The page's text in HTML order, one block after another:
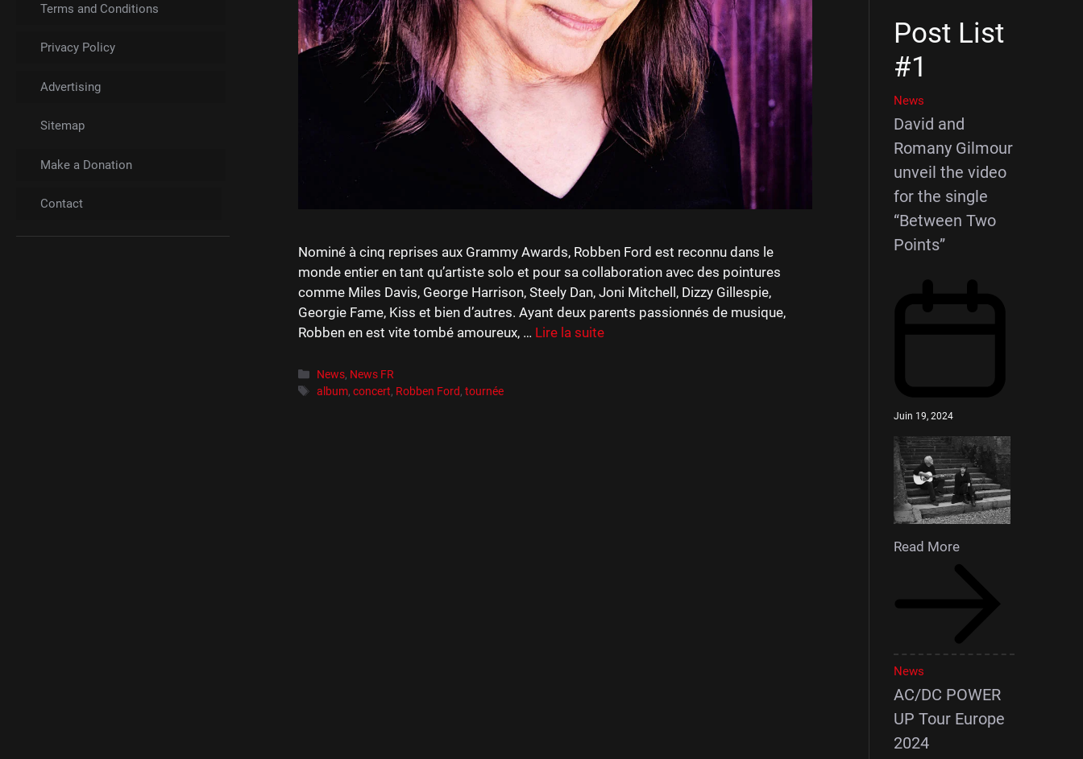
Nominé à cinq reprises aux Grammy Awards, Robben Ford est reconnu dans le
monde entier en tant qu’artiste solo et pour sa collaboration avec des pointures
comme Miles Davis, George Harrison, Steely Dan, Joni Mitchell, Dizzy Gillespie,
Georgie Fame, Kiss et bien d’autres. Ayant deux parents passionnés de musique,
Robben en est vite tombé amoureux, … Lire la suite
Catégories
News, News FR
Étiquettes
album,concert, Robben Ford,tournée
Terms and Conditions
Privacy Policy
Advertising
Sitemap
Make a Donation
Contact
Post List
#1
News
David and
Romany Gilmour
unveil the video
for the single
“Between Two
Points”
Juin 19, 2024
Read More
News
AC/DC POWER
UP Tour Europe
2024